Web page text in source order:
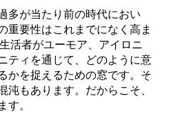
多が当たり前の時代におい
重要性はこれまでになく 高ま
生活者がユーモア、 アイロニ
ティを通じて、 どのように意
かを捉えるための窓です。 そ
沌もあります。 だからこそ、
。